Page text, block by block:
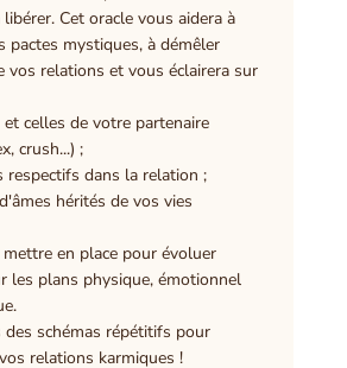
Cet oracle vous aidera à
pactes mystiques, à démêler
vos relations et vous éclairera sur
celles de votre partenaire
crush...) ;
respectifs dans la relation ;
hérités de vos vies
en place pour évoluer
les plans physique, émotionnel
des schémas répétitifs pour
relations karmiques !